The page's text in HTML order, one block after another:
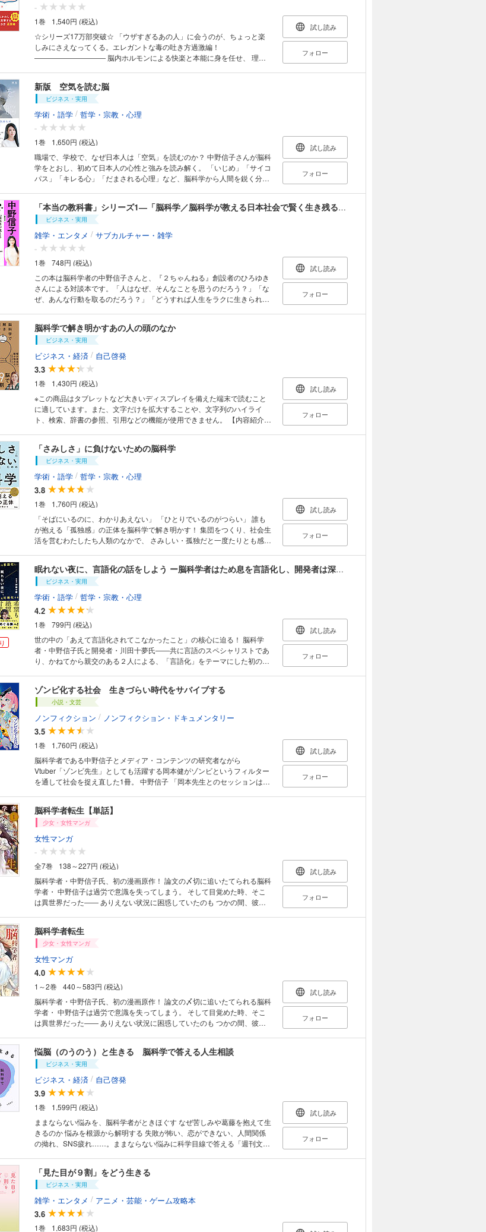
-
1巻
1,540円 (税込)
☆シリーズ17万部突破☆ 「ウザすぎるあの人」に会うのが、ちょっと楽
しみにさえなってくる。エレガントな毒の吐き方過激編！
―――――――――― 脳内ホルモンによる快楽と本能に身を任せ、 理不
という言葉が これほどまでに説得力を持って社会に浸透したのは、 私た
ちが自分の心の奥底にいる「一匹の猿」の存在を、 否定しきれないほど
生々しく感じているからに他なりません。 ロンドン紳士が微笑み、京都人
が言葉の裏に毒を忍ばせるのは、 この「猿の野蛮さ」を文明の衣で包み隠
そうとする、 ホモ・サピエンスの必死の抵抗ともいえるでしょう。 私た
ちが動物であり続ける限り、この宿命からは逃れられません。 ならば、泥
沼で取っ組み合いをするのではなく、 微笑みながら相手の急所に小さな毒
針を刺すロンドン紳士の「品格あるマウント」を、 一緒に身につけてみま
せんか。 ―――――――――― ・直接の嫌味には「徹底的に驚いて」見
せる ・単なる自慢か？ マウントか？ 迷ったときの「最上級の礼節」戦
略 ・見下してくる相手には、身体と動作で「境界線」を引く ・「頼んで
もないアドバイス」は「尊敬しかない」で打ち返す 【目次】 はじめに
野蛮な「猿山」を、優雅な「ティーパーティ」に変えるために 序章 マウ
覚の「うっかりマウント」を防ぐ 第３章 「なぜかマウントされてしまう
人」から脱するには 第４章 マウントをとり返す品格ある10のカウンタ
ー 第５章【実践編】シチュエーション別 一段上のマウントを使いこなす
脳科学 おわりに
試し読み
フォロー
新版 空気を読む脳
ビジネス・実用
学術・語学 / 哲学・宗教・心理
-
1巻
1,650円 (税込)
職場で、学校で、なぜ日本人は「空気」を読むのか？ 中野信子さんが脳科
学をとおし、初めて日本人の心性と強みを読み解く。 「いじめ」「サイコ
パス」「キレる心」「だまされる心理」など、脳科学から人間を鋭く分析
らしめるべき」「雇うなら体育会系男子という企業意識」「なぜ、イケメ
ンのほうが美人より会社で得なのか？」「今が幸せと感じられないし、将
来も不安でしかたない」「同調しないと怖い」――日常のさまざまな現象
の背景には脳の影響があります。 相手の気持ちを察するのがうまい日本
人。それを「空気」を読むといいます。それは、すぐれた協調性、絆の深
さ、恩や恥を感じる心にもつながるでしょう。 でも逆に、周りの空気が私
たちに、「生きづらさ」や「不安」「忖度する心」「バッシングの快感」
といったものを生じさせる原因にもなります。 近年苛烈さを増すバッシン
グは、「人を引きずりおろす快感」や「ルールを守らない人間を懲らしめ
たい欲求」という空気です。 日本は世界幸福度調査で常にその順位の低さ
が話題になりますが、生理的な特質からきているのでなかなか幸福度を上
げるのは難しいでしょう。 「褒める」教育が当たり前になっていますが、
エリートが行う捏造や改竄の裏に、誤った褒め方がある可能性がわかりま
かにも、留学などに「挑戦」する人が減ったのはなぜか？ なぜ女性が
「婚活」に苦しむのか？ なぜ13年連続でイグノーベル賞をとれたの
か？ なぜ日本は長寿国なのか？ 脳の中に私たち自身を読み解くカギがあ
とにつながります。このことが、現在をより良くし、未来を資する役に立
つはずです。 空気を読む脳〈目次〉 はじめに 第１章 犯人は脳の中に
いる ～空気が人生に与える影響とは？ 第２章 容姿や性へのペナルテ
ィ ～呪いに縛られない生き方 第３章「褒める」は危険 ～日本人の才能
を伸ばす方法とは？ 第４章「幸福度が低い」わけがある～脳の多様すぎる
生存戦略 おわりに
試し読み
フォロー
「本当の教科書」シリーズ1―「脳科学／脳科学が教える日本社会で賢く生き残る方法」
ビジネス・実用
雑学・エンタメ / サブカルチャー・雑学
-
1巻
748円 (税込)
この本は脳科学者の中野信子さんと、『２ちゃんねる』創設者のひろゆき
さんによる対談本です。「人はなぜ、そんなことを思うのだろう？」「な
ぜ、あんな行動を取るのだろう？」「どうすれば人生をラクに生きられる
一般的な脳科学の本に多い教科書的な良いことだけをまとめたような内容
にはなっておりません。人間の陰の部分や心の底の本音、ちょっぴり言い
にくいことまでもズバッとハッキリ語り合っていただいています。あなた
の本当に知りたかったことが、ここに書かれているはずです。最近は少し
息苦しさも感じる日本社会ですが、本書がしっかりと生き残るための参考
になれば幸いです。
試し読み
フォロー
脳科学で解き明かすあの人の頭のなか
ビジネス・実用
ビジネス・経済 / 自己啓発
3.3
1巻
1,430円 (税込)
※この商品はタブレットなど大きいディスプレイを備えた端末で読むこと
に適しています。また、文字だけを拡大することや、文字列のハイライ
ト、検索、辞書の参照、引用などの機能が使用できません。 【内容紹介】
が最新脳科学で明らかに！ 「あの人は一体何を考えているのだろう」
「どうして、いつも私に冷たいのかな」 「もっと親しくなるにはどうした
らいいのだろう」―― 人というのはどうしても周囲の人が気になるもの。
誰もが人から嫌われたくないし、認めてもらいたいし、少しだけ人より上
に立ちたいものです。そのため、いらぬ探り合いをしたり、気を使いすぎ
たり、根拠のない憶測によって人を判断して、人間関係に振り回され、心
を痛めてしまう……。 どうすれば、人のことがわかるのか。キーワードは
「脳」です。人間の心も考えも、すべて脳の働きによって生じているとい
う事実を知れば、不確かな憶測に惑わされ、振り回されることがなくなっ
ていきます。 親しげに接してくる人、近寄りがたい人、理解に苦しむ人、
そしてあなた自身さえも……人の言動は脳によって支配され、動かされて
いるのです。本書では、その仕組みの一端をわかりやすく解説していきま
す。 【著者紹介】 ［著］中野 信子（なかの・のぶこ） 東京都生まれ。脳
美術館理事。2008年東京大学大学院医学系研究科脳神経医学専攻博士課程
修了。脳や心理学をテーマに研究や執筆活動を精力的に行う。著書に『世
界の「頭のいい人」がやっていることを1冊にまとめてみた』（アスコ
がつきとめた「運のいい人」』（サンマーク出版）、『エレガントな毒の
吐き方』（日経BP）など。 【目次抜粋】 はじめに 第1章 「あの人」の
頭のなかを読み解く 第2章 脳科学でわかる「危険な人」のサイン 第3
章 人間関係の問題はこうやって解決する 第4章 脳がわかれば、人がわ
かる
試し読み
フォロー
「さみしさ」に負けないための脳科学
ビジネス・実用
学術・語学 / 哲学・宗教・心理
3.8
1巻
1,760円 (税込)
「そばにいるのに、わかりあえない」 「ひとりでいるのがつらい」 誰も
が抱える「孤独感」の正体を脳科学で解き明かす！ 集団をつくり、社会生
活を営むわたしたち人類のなかで、 さみしい・孤独だと一度たりとも感じ
ォルトで備えているはずだからです。 さみしさは人類が生き延びるための
本能であり、心の弱さではありません。 それなのになぜ、私たちは、
「さみしいのは、よくないことだ」 「ひとりぼっちは、みじめだ」 など
と考えてしまうのでしょうか。 そこには、さみしさという感情を捉える際
に起こりがちな、 さまざまな思い込みや刷り込み、偏見が隠れています。
本書では、脳科学的、生物学的な視点から、 なぜ、さみしいという感情が
生じるのかという問いに 焦点をあてていきます。 また、なぜ、さみしい
という感情を ネガティブなものと捉えてしまうのか、 その科学的要因、
社会的要因からも考察していきます。 すべての感情には、意味があるはず
です。 であれば、さみしいという感情が生じたときにも、 無理に抑え付
けたり、なかったことにしたりするのではなく、 「そこにはどんな意味が
あるのか」を考え、理解していくほうが、 この感情をスムーズに扱えるの
ではないでしょうか。 さみしさの扱い方に慣れ、その生じる仕組みを理解
もなく、 上手に付き合いながら、長い人生をより豊かに、 穏やかな気持
ちで過ごしていくことができるようになるはずです。 ※本書は２０２３年
9月に弊社より刊行された『人は、なぜさみしさに苦しむのか？』を改題
試し読み
フォロー
眠れない夜に、言語化の話をしよう ー脳科学者はため息を言語化し、開発者は深呼吸を可視化するー
ビジネス・実用
学術・語学 / 哲学・宗教・心理
4.2
1巻
799円 (税込)
世の中の「あえて言語化されてこなかったこと」の核心に迫る！ 脳科学
者・中野信子氏と開発者・川田十夢氏――共に言語のスペシャリストであ
り、かねてから親交のある２人による、「言語化」をテーマにした初の書
ゆる知見と心の内を、 豊かな言葉選びで惜しみなく言語化していきます。
試し読み
フォロー
ゾンビ化する社会 生きづらい時代をサバイブする
小説・文芸
ノンフィクション / ノンフィクション・ドキュメンタリー
3.5
1巻
1,760円 (税込)
脳科学者である中野信子とメディア・コンテンツの研究者ながら
Vtuber「ゾンビ先生」としても活躍する岡本健がゾンビというフィルター
を通して社会を捉え直した1冊。 中野信子 「岡本先生とのセッションはと
かなかありません。対談が終わってしまうのは、なんだかさみしく感じら
れたものでした。きっとわたしは、あとで本書を何度も読み返して、『あ
んなことも話したかった、こんなことも話せばよかった』と思うでしょ
う」 岡本健 「中野信子先生とお話をした後は、いつも頭がアツくなりま
す。（略）対談は三回にわけて行われたのですが、毎回話題がどこに転が
るかわからないスリリングな時間であるとともに、『どっちに転がっても
面白くなる』という安心感がそこにはありました」 【内容について】 本
書では、ホラーエンタメとしてのゾンビ映画の歴史を辿りながら、それが
どのように社会を映し出す鏡となってきたのかを考察。ブードゥー教に端
を発するゾンビが、科学の力で生み出される存在へと変化し、さらには
「走るゾンビ」や「意識を持つゾンビ」が登場する中で、人間の階層社会
や個と集団の関係性、そして現代人の「思考停止」や「リセット願望」と
いった心理が浮き彫りになります。 「ゾンビは、人間社会の歪みを鮮やか
しながらも、人間がなぜ物語を必要とし、変化を求めるのか、そして「終
わりなき日常」をどうサバイブしていくのかという根源的な問いへと繋が
ります。ゾンビを介して、人間と社会の奥深さを探求する一冊です。
試し読み
フォロー
脳科学者転生【単話】
少女・女性マンガ
女性マンガ
-
全7巻
138～227円 (税込)
脳科学者・中野信子氏、初の漫画原作！ 論文の〆切に追いたてられる脳科
学者・ 中野信子は過労で意識を失ってしまう。 そして目覚めた時、そこ
は異世界だった―― ありえない状況に困惑していたのも つかの間、彼女
「魔女」だの「救世主」だのと 呼ばれる超重要人物になっていて――！？
試し読み
フォロー
脳科学者転生
少女・女性マンガ
女性マンガ
4.0
1～2巻
440～583円 (税込)
脳科学者・中野信子氏、初の漫画原作！ 論文の〆切に追いたてられる脳科
学者・ 中野信子は過労で意識を失ってしまう。 そして目覚めた時、そこ
は異世界だった―― ありえない状況に困惑していたのも つかの間、彼女
「魔女」だの「救世主」だのと 呼ばれる超重要人物になっていて――！？
異世界×脳科学！ 前人未踏の科学エンターテインメント、 開幕！
試し読み
フォロー
悩脳（のうのう）と生きる 脳科学で答える人生相談
ビジネス・実用
ビジネス・経済 / 自己啓発
3.9
1巻
1,599円 (税込)
ままならない悩みを、脳科学者がときほぐす なぜ苦しみや葛藤を抱えて生
きるのか 悩みを根源から解明する 失敗が怖い、恋ができない、人間関係
の拗れ、SNS疲れ……。ままならない悩みに科学目線で答える「週刊文春
の相談も／ 内田也哉子 海野つなみ 大久保佳代子 大下容子 加藤一二
三 要潤 木村多江 小杉竜一 坂本美雨 高見沢俊彦 武田真一 俵万
智 つづ井 デーブ・スペクター 中村うさぎ 二階堂ふみ 松重豊 南
果歩 森山未來 山口真由（50音順） <目次> はじめに “悩むこと”は美
しい 第１章 不安を味方につける 第２章 ままならない自分を科学的に
理解する 第３章 人間関係に効く脳科学 第４章 身体と脳のふしぎにつ
試し読み
フォロー
「見た目が９割」をどう生きる
ビジネス・実用
雑学・エンタメ / アニメ・芸能・ゲーム攻略本
3.6
1巻 1,683円 (税込)